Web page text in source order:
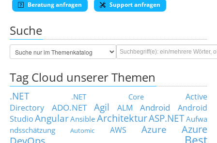
Beratung anfragen
Support anfragen
Suche
Tag Cloud unserer Themen
.NET .NET Core
Active
Directory
ADO.NET Agil ALM Android
Android
StudioAngularAnsible ArchitekturASP.NETAufwa
ndsschätzung
Automic AWS Azure
Azure